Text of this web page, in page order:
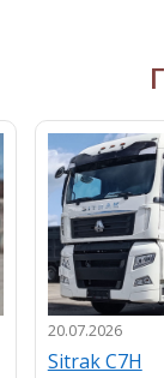
20.07.2026
Sitrak C7H